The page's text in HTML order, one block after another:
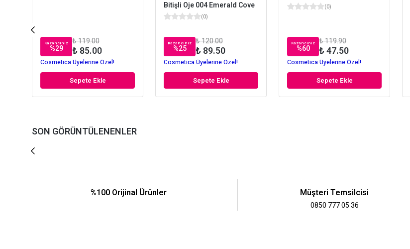
Kazancınız
%29
₺ 119.00
₺ 85.00
Cosmetica Üyelerine Özel!
Sepete Ekle
Bitişli Oje 004 Emerald Cove
(0)
Kazancınız
%25
₺ 120.00
₺ 89.50
Cosmetica Üyelerine Özel!
Sepete Ekle
(0)
Kazancınız
%60
₺ 119.90
₺ 47.50
Cosmetica Üyelerine Özel!
Sepete Ekle
SON GÖRÜNTÜLENENLER
%100 Orijinal Ürünler Müşteri Temsilcisi
0850 777 05 36